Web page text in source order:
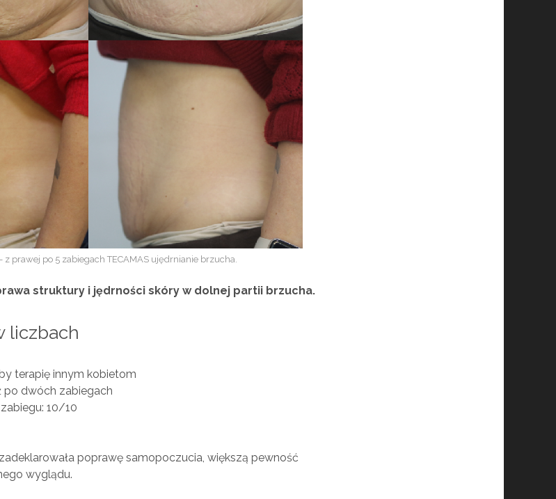
z prawej po 5 zabiegach TECAMAS ujędrnianie brzucha.
struktury i jędrności skóry w dolnej partii brzucha.
liczbach
terapię innym kobietom
po dwóch zabiegach
10/10
poprawę samopoczucia, większą pewność
wyglądu.